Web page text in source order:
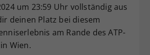
um 23:59 Uhr vollständig aus
deinen Platz bei diesem
am Rande des ATP-
Wien.